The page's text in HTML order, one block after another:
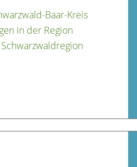
Baar-Kreis
in der Region